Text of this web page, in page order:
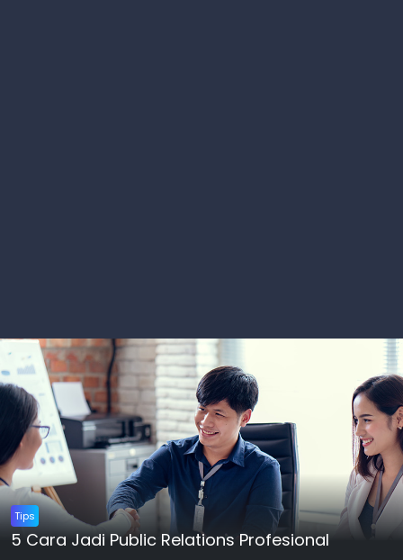
Tips
5 Cara Jadi Public Relations Profesional